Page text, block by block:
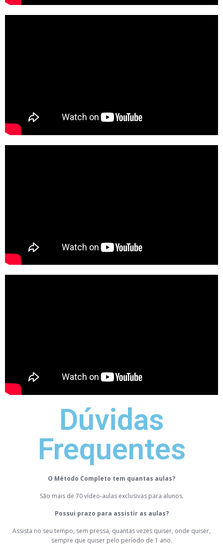
Dúvidas
Frequentes
O Método Completo tem quantas aulas?
São mais de 70 vídeo-aulas exclusivas para alunos.
Possui prazo para assistir as aulas?
Assista no seu tempo, sem pressa, quantas vezes quiser, onde quiser,
sempre que quiser pelo período de 1 ano.